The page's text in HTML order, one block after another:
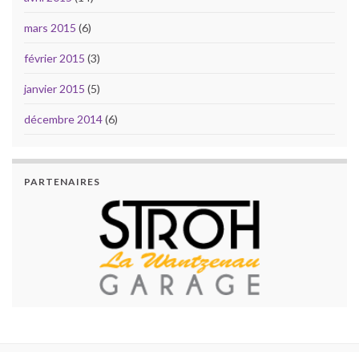
mars 2015 (6)
février 2015 (3)
janvier 2015 (5)
décembre 2014(6)
PARTENAIRES